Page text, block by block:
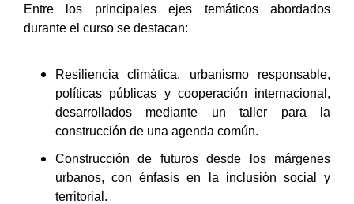
Entre los principales ejes temáticos abordados
durante el curso se destacan:
Resiliencia climática, urbanismo responsable,
políticas públicas y cooperación internacional,
desarrollados mediante un taller para la
construcción de una agenda común.
Construcción de futuros desde los márgenes
urbanos, con énfasis en la inclusión social y
territorial.